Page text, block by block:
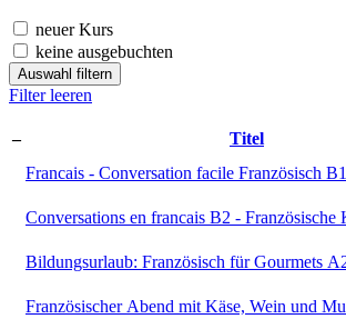
neuer Kurs
keine ausgebuchten
Auswahl filtern
Filter leeren
– Titel
Francais - Conversation facile Französisch B1
Conversations en francais B2 - Französische
Bildungsurlaub: Französisch für Gourmets
Französischer Abend mit Käse, Wein und